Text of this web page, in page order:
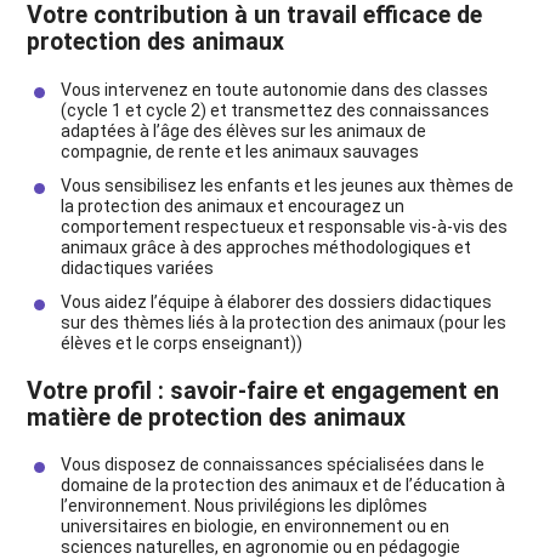
Votre contribution à un travail efficace de
protection des animaux
Vous intervenez en toute autonomie dans des classes
(cycle 1 et cycle 2) et transmettez des connaissances
adaptées à l’âge des élèves sur les animaux de
compagnie, de rente et les animaux sauvages
Vous sensibilisez les enfants et les jeunes aux thèmes de
la protection des animaux et encouragez un
comportement respectueux et responsable vis-à-vis des
animaux grâce à des approches méthodologiques et
didactiques variées
Vous aidez l’équipe à élaborer des dossiers didactiques
sur des thèmes liés à la protection des animaux (pour les
élèves et le corps enseignant))
Votre profil : savoir-faire et engagement en
matière de protection des animaux
Vous disposez de connaissances spécialisées dans le
domaine de la protection des animaux et de l’éducation à
l’environnement. Nous privilégions les diplômes
universitaires en biologie, en environnement ou en
sciences naturelles, en agronomie ou en pédagogie